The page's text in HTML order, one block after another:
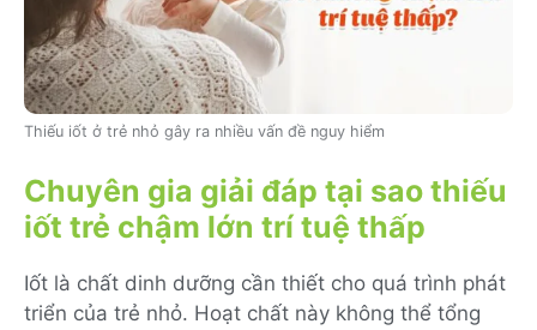
Thiếu iốt ở trẻ nhỏ gây ra nhiều vấn đề nguy hiểm
Chuyên gia giải đáp tại sao thiếu
iốt trẻ chậm lớn trí tuệ thấp
Iốt là chất dinh dưỡng cần thiết cho quá trình phát
triển của trẻ nhỏ. Hoạt chất này không thể tổng